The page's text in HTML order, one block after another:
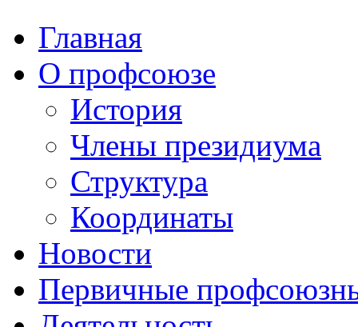
Главная
О профсоюзе
История
Члены президиума
Структура
Координаты
Новости
Первичные